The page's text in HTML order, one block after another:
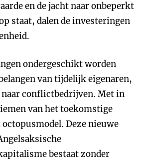
en de jacht naar onbeperkt
staat, dalen de investeringen
ondergeschikt worden
van tijdelijk eigenaren,
naar conflictbedrijven. Met in
van het toekomstige
Deze nieuwe
bestaat zonder